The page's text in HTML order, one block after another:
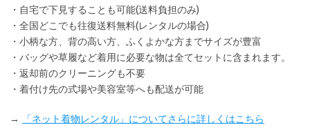
・ 自宅で下見することも可能(送料負担のみ)
・全国どこでも往復送料無料(レンタルの場合)
・小柄な方、背の高い方、ふくよかな方までサイズが豊富
・バッグや草履など着用に必要な物は全てセット に含まれます。
・返却前のクリーニングも不要
・着付け先の式場や美容室等へも配送が可能
→ 「ネット着物レンタル」についてさらに詳しくはこちら